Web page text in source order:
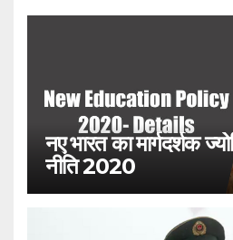
नए भारत का मार्गदर्शक
नीति 2020